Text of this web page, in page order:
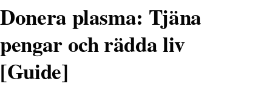
Donera plasma: Tjäna
pengar och rädda liv
[Guide]